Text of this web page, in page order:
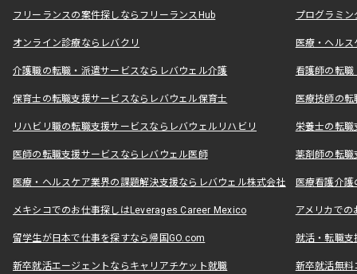
フリーランスの案件探しならフリーランスHub プログラミ
オンライン診療ならレバクリ 医療・ヘル
介護職の転職・派遣サービスならレバウェル介護 看護師の転
保育士の転職支援サービスならレバウェル保育士 医療技師の
リハビリ職の転職支援サービスならレバウェルリハビリ 栄養士の転
医師の転職支援サービスならレバウェル医師 薬剤師の転
医療・ヘルスケア業界の課題解決支援ならレバウェル株式会社 医療看護介
メキシコでのお仕事探しはLeverages Career Mexico アメリカで
留学生が日本で仕事を探すなら帰国GO.com 就活・転職
新卒就活エージェントならキャリアチケット就職 新卒就活無料